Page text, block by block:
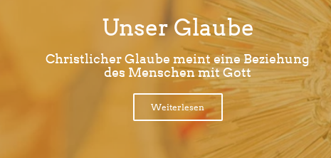
Unser Glaube
Christlicher Glaube meint eine Beziehung
des Menschen mit Gott
Weiterlesen